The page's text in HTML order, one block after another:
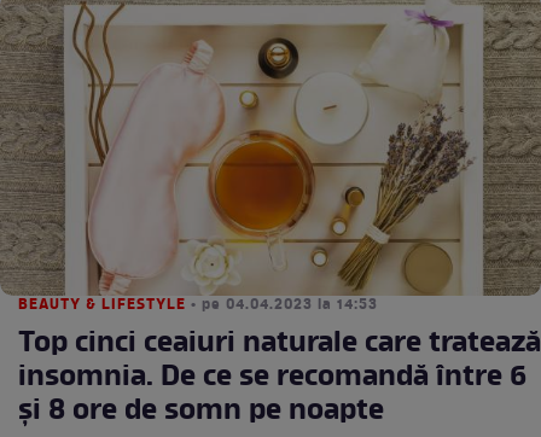
BEAUTY & LIFESTYLE • pe 04.04.2023 la 14:53
Top cinci ceaiuri naturale care tratează
insomnia. De ce se recomandă între 6
și 8 ore de somn pe noapte